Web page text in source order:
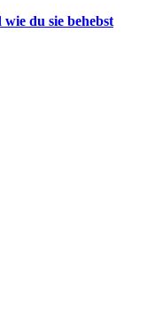
du sie behebst